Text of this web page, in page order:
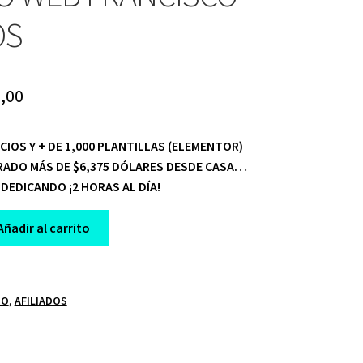
Current
is:
$ 10,00.
Y + DE 1,000 PLANTILLAS (ELEMENTOR)
MÁS DE $6,375 DÓLARES DESDE CASA…
DEDICANDO ¡2 HORAS AL DÍA!
al carrito
, AFILIADOS